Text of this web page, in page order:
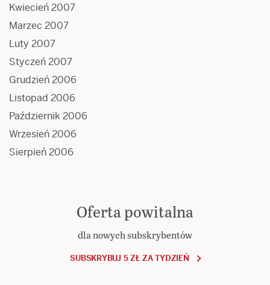
Kwiecień 2007
Marzec 2007
Luty 2007
Styczeń 2007
Grudzień 2006
Listopad 2006
Październik 2006
Wrzesień 2006
Sierpień 2006
Oferta powitalna
dla nowych subskrybentów
SUBSKRYBUJ 5 ZŁ ZA TYDZIEŃ